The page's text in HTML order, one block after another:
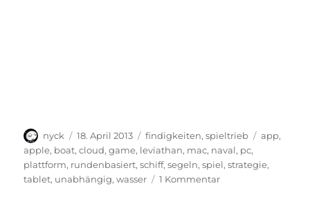
Autor
nyck
Veröffentlicht
am
18. April 2013 Kategorien
findigkeiten,spieltrieb app,
apple, boat,cloud,game, leviathan, mac, naval, pc,
plattform, rundenbasiert,schiff,segeln,spiel,strategie,
tablet, unabhängig,wasser 1 Kommentarzu